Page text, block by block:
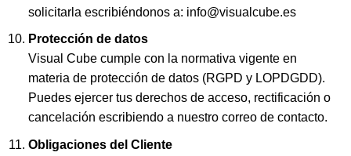
solicitarla escribiéndonos a: info@visualcube.es
Protección de datos
Visual Cube cumple con la normativa vigente en
materia de protección de datos (RGPD y LOPDGDD).
Puedes ejercer tus derechos de acceso, rectificación o
cancelación escribiendo a nuestro correo de contacto.
Obligaciones del Cliente